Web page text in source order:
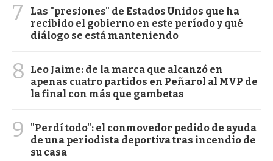
7
Las "presiones" de Estados Unidos que ha
recibido el gobierno en este período y qué
diálogo se está manteniendo
8
Leo Jaime: de la marca que alcanzó en
apenas cuatro partidos en Peñarol al MVP de
la final con más que gambetas
9
"Perdí todo": el conmovedor pedido de ayuda
de una periodista deportiva tras incendio de
su casa